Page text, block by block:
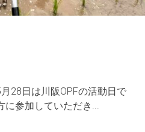
28日は川阪OPFの活動日で
に参加していただき...